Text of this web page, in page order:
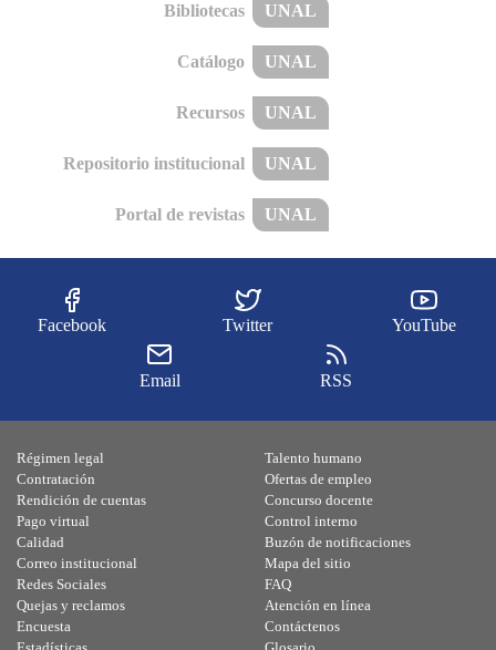
Bibliotecas UNAL
Catálogo UNAL
Recursos UNAL
Repositorio institucional UNAL
Portal de revistas UNAL
Facebook Twitter YouTube
Email RSS
Régimen legal
Contratación
Rendición de cuentas
Pago virtual
Calidad
Talento humano
Ofertas de empleo
Concurso docente
Control interno
Buzón de notificaciones
Correo institucional
Redes Sociales
Quejas y reclamos
Encuesta
Mapa del sitio
FAQ
Atención en línea
Contáctenos